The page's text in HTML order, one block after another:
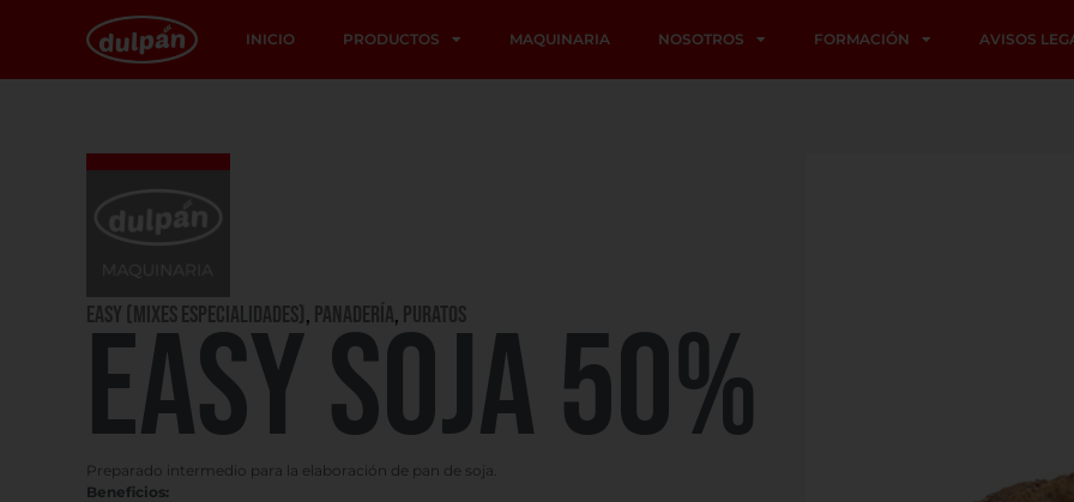
INICIO PRODUCTOS MAQUINARIA NOSOTROS FORMACIÓN AVISOS
Easy (Mixes Especialidades) , PANADERÍA, PURATOS
EASY SOJA 50%
Preparado intermedio para la elaboración de pan de soja.
Beneficios: